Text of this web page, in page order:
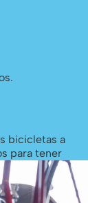
bicicletas a
para tener